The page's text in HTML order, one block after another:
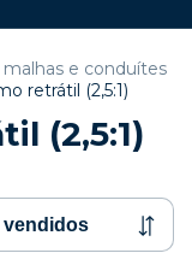
malhas e conduítes
retrátil (2,5:1)
(2,5:1)